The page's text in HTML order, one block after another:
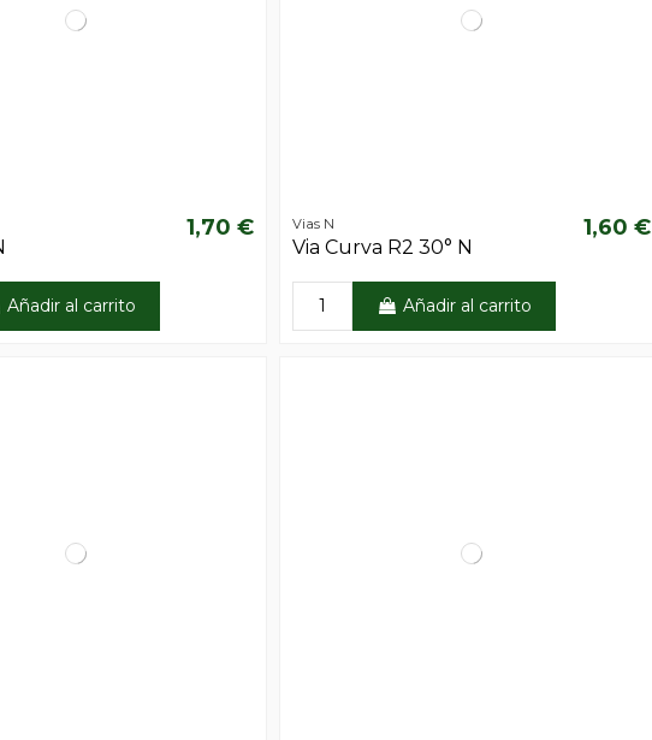
1,70 €
Añadir al carrito
Vias N
Via Curva R2 30° N
1,60 €
Añadir al carrito